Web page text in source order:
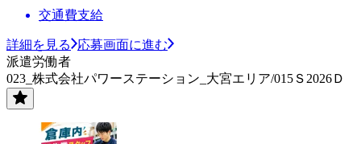
交通費支給
詳細を見る
応募画面に進む
派遣労働者
023_株式会社パワーステーション_大宮エリア/015Ｓ2026Ｄ